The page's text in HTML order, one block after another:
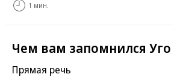
1 мин.
Чем вам запомнился Уго
Прямая речь